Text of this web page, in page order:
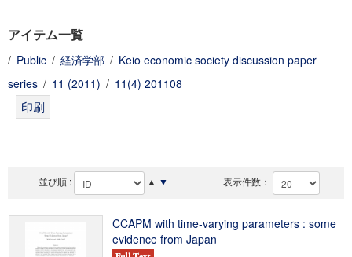
科学研究費補助金研究成果報告書
慶應義塾大学グローバルCOEプログラム市民社会ガバナンス
慶應義塾大学グローバルCOEプログラム論理と感性の先端的
学術雑誌掲載論文等(8)
アイテム一覧
/ Public / 経済学部 / Keio economic society discussion paper
series / 11 (2011) / 11(4) 201108
並び順 : ▲ ▼ 表示件数：
CCAPM with time-varying parameters : some
evidence from Japan